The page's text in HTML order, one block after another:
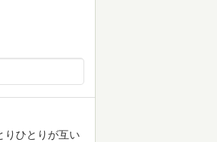
りひとりが互い